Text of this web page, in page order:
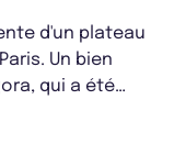
d'un plateau
Un bien
qui a été